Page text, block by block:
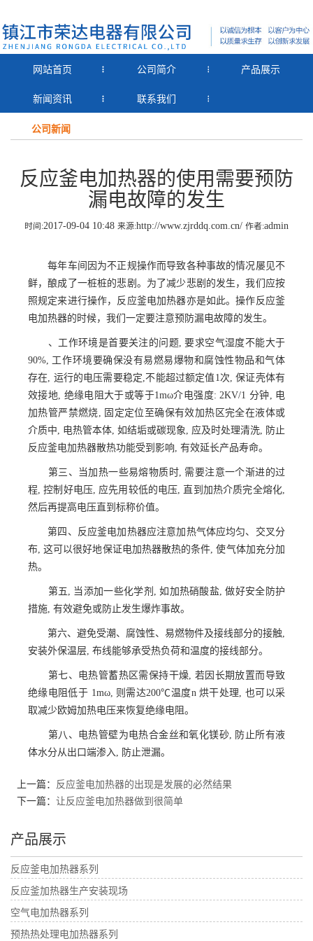
网站首页 公司简介 产品展示
新闻资讯 联系我们
公司新闻
反应釜电加热器的使用需要预防
漏电故障的发生
时间:2017-09-04 10:48 来源:http://www.zjrddq.com.cn/ 作者:admin
每年车间因为不正规操作而导致各种事故的情况屡见不
鲜，酿成了一桩桩的悲剧。为了减少悲剧的发生，我们应按
照规定来进行操作，反应釜电加热器亦是如此。操作反应釜
电加热器的时候，我们一定要注意预防漏电故障的发生。
、工作环境是首要关注的问题, 要求空气湿度不能大于
90%, 工作环境要确保没有易燃易爆物和腐蚀性物品和气体
存在, 运行的电压需要稳定,不能超过额定值1次, 保证壳体有
效接地, 绝缘电阻大于或等于1mω介电强度: 2KV/1 分钟, 电
加热管严禁燃烧, 固定定位至确保有效加热区完全在液体或
介质中, 电热管本体, 如结垢或碳现象, 应及时处理清洗, 防止
反应釜电加热器散热功能受到影响, 有效延长产品寿命。
第三、当加热一些易熔物质时, 需要注意一个渐进的过
程, 控制好电压, 应先用较低的电压, 直到加热介质完全熔化,
然后再提高电压直到标称价值。
第四、反应釜电加热器应注意加热气体应均匀、交叉分
布, 这可以很好地保证电加热器散热的条件, 使气体加充分加
热。
第五, 当添加一些化学剂, 如加热硝酸盐, 做好安全防护
措施, 有效避免或防止发生爆炸事故。
第六、避免受潮、腐蚀性、易燃物件及接线部分的接触,
安装外保温层, 布线能够承受热负荷和温度的接线部分。
第七、电热管蓄热区需保持干燥, 若因长期放置而导致
绝缘电阻低于 1mω, 则需达200℃温度n 烘干处理, 也可以采
取减少欧姆加热电压来恢复绝缘电阻。
第八、电热管壁为电热合金丝和氧化镁砂, 防止所有液
体水分从出口端渗入, 防止泄漏。
上一篇： 反应釜电加热器的出现是发展的必然结果
下一篇： 让反应釜电加热器做到很简单
产品展示
反应釜电加热器系列
反应釜加热器生产安装现场
空气电加热器系列
预热热处理电加热器系列